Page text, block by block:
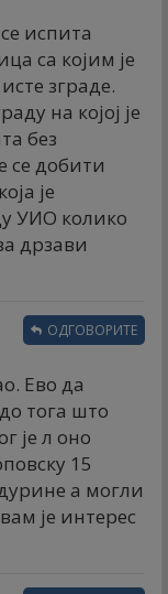
испита
са којим је
зграде.
на којој је
без
се добити
је
УИО колико
дрзави
Ево да
тога што
је л оно
15
а могли
је интерес
ОДГОВОРИТЕ